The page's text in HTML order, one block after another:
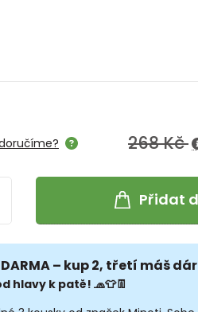
268 Kč
Přidat
– kup 2, třetí máš
hlavy k patě! 🧢👕👖